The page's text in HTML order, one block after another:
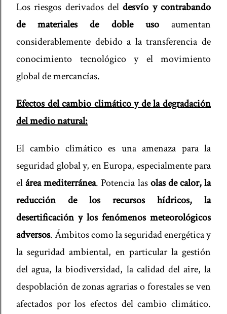
Los riesgos derivados deldesvío y contrabando
de materiales de doble usoaumentan
considerablemente debido a la transferencia de
conocimiento tecnológico y el movimiento
global de mercancías.
Efectos del cambio climático y de la degradación
del medio natural:
El cambio climático es una amenaza para la
seguridad global y, en Europa, especialmente para
elárea mediterránea. Potencia lasolas de calor, la
reducción de los recursos hídricos, la
desertificación y los fenómenos meteorológicos
adversos. Ámbitos como la seguridad energética y
la seguridad ambiental, en particular la gestión
del agua, la biodiversidad, la calidad del aire, la
despoblación de zonas agrarias o forestales se ven
afectados por los efectos del cambio climático.